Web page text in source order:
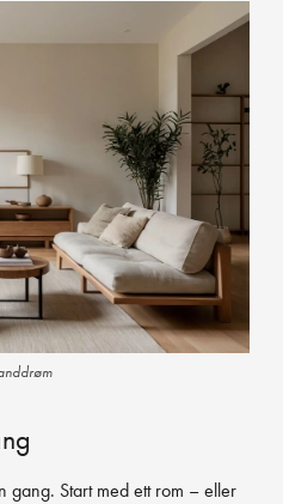
gang. Start med ett rom – eller